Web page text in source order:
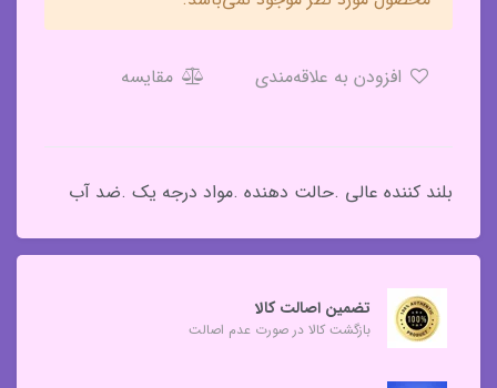
مقایسه
بلند کننده عالی .حالت دهنده .مواد درجه یک .ضد آب
تضمین اصالت کالا
بازگشت کالا در صورت عدم اصالت